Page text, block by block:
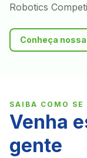
Robotics
Conheça
SAIBA COMO SE
Venha
gente